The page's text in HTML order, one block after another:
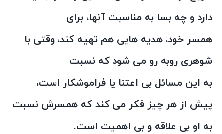
دارد و چه بسا به مناسبت آنها، برای
همسر خود، هدیه هایی هم تهیه کند، وقتی با
شوهری روبه رو می شود که نسبت
به این مسائل بی اعتنا یا فراموشکار است،
پیش از هر چیز فکر می کند که همسرش نسبت
به او بی علاقه و بی اهمیت است.